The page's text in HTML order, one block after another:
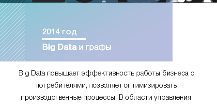
2014 год
Big Dataи графы
Big Data повышает эффективность работы бизнеса с
потребителями, позволяет оптимизировать
производственные процессы. В области управления